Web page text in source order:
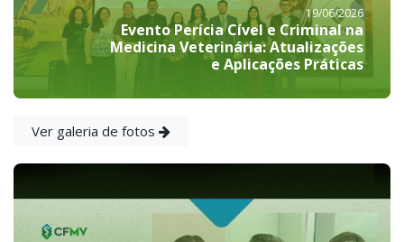
19/06/2026
Evento Perícia Cível e Criminal na
Medicina Veterinária: Atualizações
e Aplicações Práticas
Ver galeria de fotos